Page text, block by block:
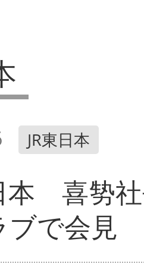
JR東日本
本 喜㔟
で会見